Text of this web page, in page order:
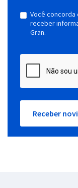
Você concorda
receber
Gran.
Receber